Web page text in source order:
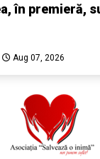
în premieră,
Aug 07, 2026